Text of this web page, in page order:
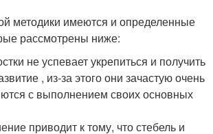
методики имеются и определенные
рассмотрены ниже:
не успевает укрепиться и получить
, из-за этого они зачастую очень
с выполнением своих основных
приводит к тому, что стебель и